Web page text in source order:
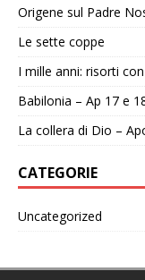
Origene sul Padre
Le sette coppe
I mille anni: risorti
Babilonia – Ap 17 e
La collera di Dio –
CATEGORIE
Uncategorized